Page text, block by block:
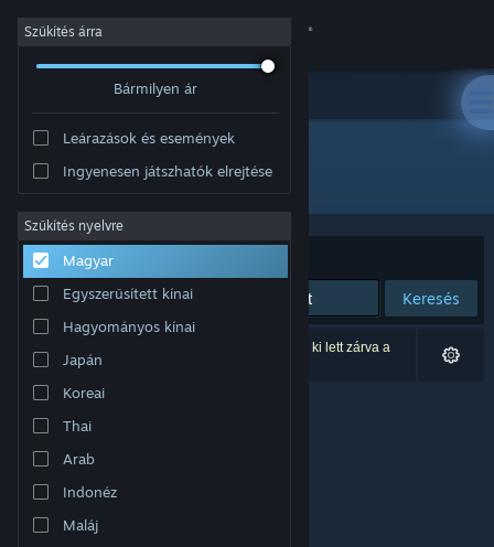
Bejelentkezés
Névjegy
Támogatás
Nyelvváltás
A Steam mobilalkalmazás beszerzése
Asztali weboldalra váltás
Szűkítés árra
Bármilyen ár
Leárazások és események
Ingyenesen játszhatók elrejtése
Szűkítés nyelvre
Magyar
Egyszerűsített kínai
Hagyományos kínai
Japán
Koreai
Thai
Arab
Indonéz
Maláj
Fejlesztő: 大好网
Rendezés Relevancia
Keresés
0 eredmény felel meg a keresésednek. 2 termék ki lett zárva a
beállításaid alapján.